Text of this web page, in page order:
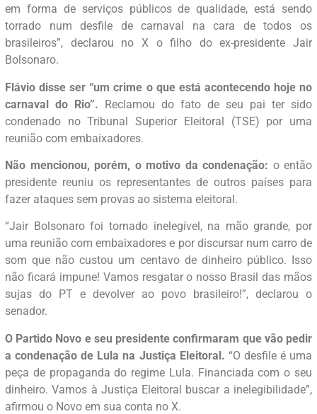
em forma de serviços públicos de qualidade, está sendo
torrado num desfile de carnaval na cara de todos os
brasileiros”, declarou no X o filho do ex-presidente Jair
Bolsonaro.
Flávio disse ser “um crime o que está acontecendo hoje no
carnaval do Rio”. Reclamou do fato de seu pai ter sido
condenado no Tribunal Superior Eleitoral (TSE) por uma
reunião com embaixadores.
Não mencionou, porém, o motivo da condenação: o então
presidente reuniu os representantes de outros países para
fazer ataques sem provas ao sistema eleitoral.
“Jair Bolsonaro foi tornado inelegível, na mão grande, por
uma reunião com embaixadores e por discursar num carro de
som que não custou um centavo de dinheiro público. Isso
não ficará impune! Vamos resgatar o nosso Brasil das mãos
sujas do PT e devolver ao povo brasileiro!”, declarou o
senador.
O Partido Novo e seu presidente confirmaram que vão pedir
a condenação de Lula na Justiça Eleitoral. “O desfile é uma
peça de propaganda do regime Lula. Financiada com o seu
dinheiro. Vamos à Justiça Eleitoral buscar a inelegibilidade”,
afirmou o Novo em sua conta no X.